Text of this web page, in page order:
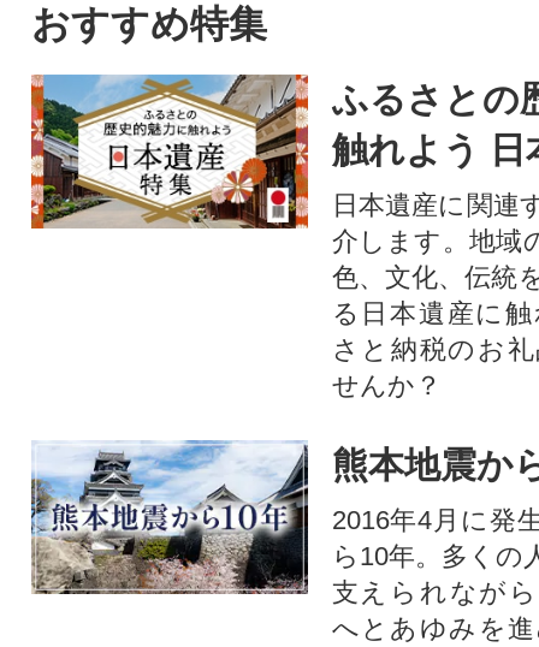
おすすめ特集
ふるさとの
触れよう 日
日本遺産に関連
介します。地域
色、文化、伝統
る日本遺産に
さと納税のお
せんか？​​​
熊本地震か
2016年4月に発
ら10年。多くの
支えられなが
へとあゆみを